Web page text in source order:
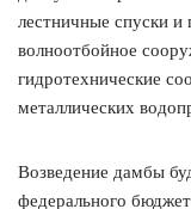
лестничные спуски
волноотбойное
гидротехнические
металлических
Возведение дамбы
федерального